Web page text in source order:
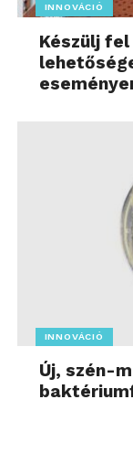
INNOVÁCIÓ
Készülj
INNOVÁCIÓ
Új, szén-